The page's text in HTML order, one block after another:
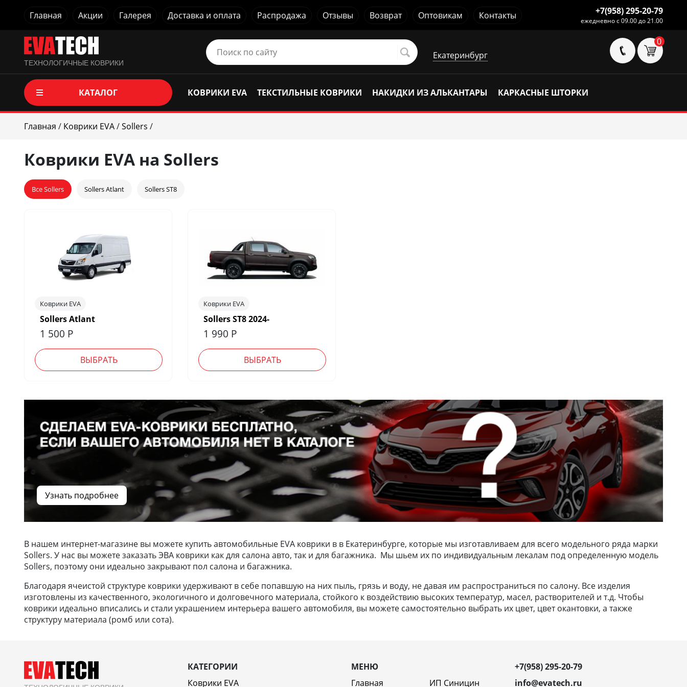
Главная Акции Галерея Доставка и оплата Распродажа Отзывы Возврат Оптовикам Контакты +7(958) 295-20-79
ежедневно с 09.00 до 21.00
ТЕХНОЛОГИЧНЫЕ КОВРИКИ
Екатеринбург
0
КАТАЛОГ КОВРИКИ EVA ТЕКСТИЛЬНЫЕ КОВРИКИ НАКИДКИ ИЗ АЛЬКАНТАРЫ КАРКАСНЫЕ ШТОРКИ
Главная / Коврики EVA/Sollers /
Коврики EVA на Sollers
Все Sollers Sollers Atlant Sollers ST8
Коврики EVA
Sollers Atlant
1 500 Р
ВЫБРАТЬ
Коврики EVA
Sollers ST8 2024-
1 990 Р
ВЫБРАТЬ
Узнать подробнее
В нашем интернет-магазине вы можете купить автомобильные EVA коврики в в Екатеринбурге, которые мы изготавливаем для всего модельного ряда марки
Sollers. У нас вы можете заказать ЭВА коврики как для салона авто, так и для багажника. Мы шьем их по индивидуальным лекалам под определенную модель
Sollers, поэтому они идеально закрывают пол салона и багажника.
Благодаря ячеистой структуре коврики удерживают в себе попавшую на них пыль, грязь и воду, не давая им распространиться по салону. Все изделия
изготовлены из качественного, экологичного и долговечного материала, стойкого к воздействию высоких температур, масел, растворителей и т.д. Чтобы
коврики идеально вписались и стали украшением интерьера вашего автомобиля, вы можете самостоятельно выбрать их цвет, цвет окантовки, а также
структуру материала (ромб или сота).
КАТЕГОРИИ
Коврики EVA
МЕНЮ
Главная
ИП Синицин
+7(958) 295-20-79
info@evatech.ru